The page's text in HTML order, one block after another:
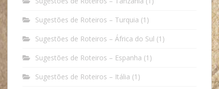
Sugestões de Roteiros – Turquia (1)
Sugestões de Roteiros – África do Sul (1)
Sugestões de Roteiros – Espanha (1)
Sugestões de Roteiros – Itália (1)